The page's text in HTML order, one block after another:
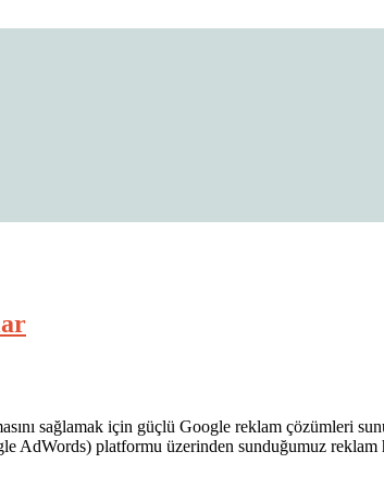
sağlamak için güçlü Google reklam çözümleri
AdWords) platformu üzerinden sunduğumuz